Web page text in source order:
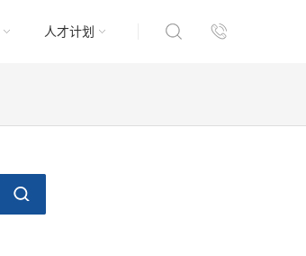
人才计划